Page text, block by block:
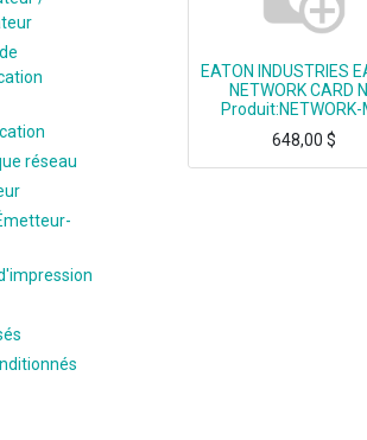
réseau
EATON INDUSTRIES
NETWORK CARD
Produit:NETWORK-
648,00 $